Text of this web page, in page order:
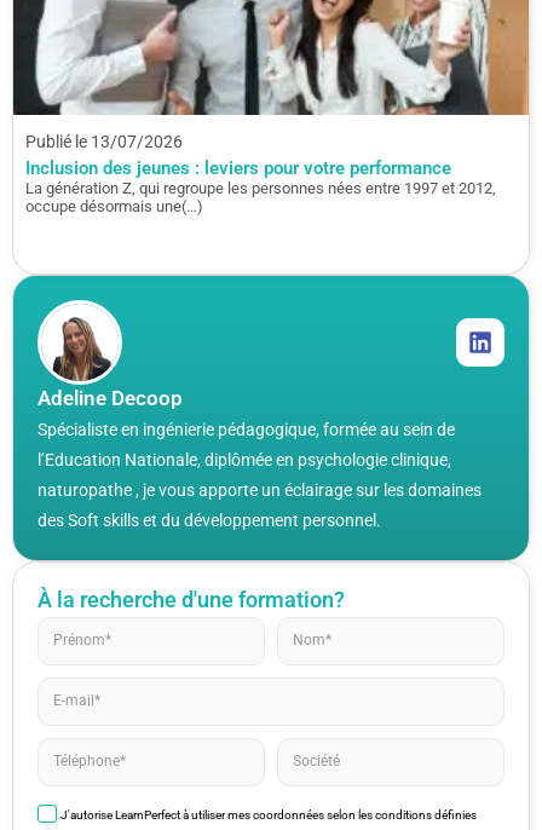
Adeline Decoop
Spécialiste en ingénierie pédagogique, formée au sein de
l’Education Nationale, diplômée en psychologie clinique,
naturopathe , je vous apporte un éclairage sur les domaines
des Soft skills et du développement personnel.
À la recherche d'une formation?
J'autorise LearnPerfect à utiliser mes coordonnées selon les conditions définies
Publié le 13/07/2026
Inclusion des jeunes : leviers pour votre performance
La génération Z, qui regroupe les personnes nées entre 1997 et 2012,
occupe désormais une(…)